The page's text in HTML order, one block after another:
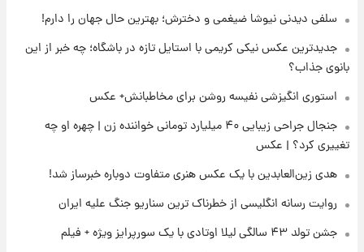
ارزش سهام عدالت برای امروز ۱۷ مرداد ۱۴۰۵ +
لیونل مسی عزادار شد! + جزئیات
لحظه برخورد رعد و برق به ساختمان مرکز تجارت
سلفی دیدنی نیوشا ضیغمی و دخترش؛ بهترین حال جهان را دارم!
جدیدترین عکس نیکی کریمی با استایل تازه در باشگاه؛ چه خبر از این
بانوی جذاب؟
استوری انگیزشی نفیسه روشن برای مخاطبانش+ عکس
جنجال جراحی زیبایی ۴۰ میلیارد تومانی خواننده زن | چهره او چه
تغییری کرد؟ | عکس
هدی زین‌العابدین با یک عکس هنری متفاوت دوباره خبرساز شد!
روایت رسانه انگلیسی از خطرناک ترین سناریو جنگ علیه ایران
جشن تولد ۴۳ سالگی لیلا اوتادی با یک سورپرایز ویژه + فیلم